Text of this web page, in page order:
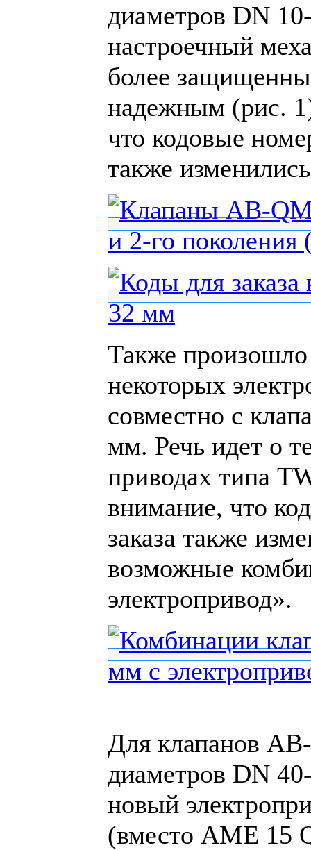
диаметров DN
настроечный
более
надежным (рис.
что кодовые
также
Также
некоторых
совместно с
мм. Речь идет о
приводах типа
внимание, что
заказа также
возможные
электропривод».
Для клапанов
диаметров DN
новый
(вместо AME 15